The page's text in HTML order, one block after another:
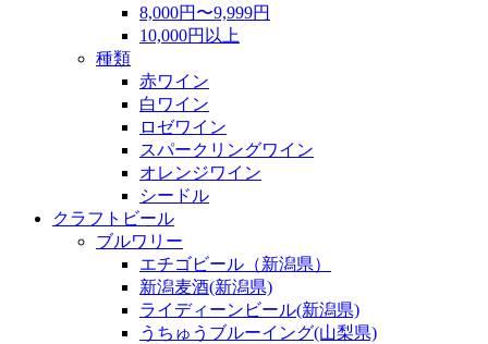
8,000円〜9,999円
10,000円以上
種類
赤ワイン
白ワイン
ロゼワイン
スパークリングワイン
オレンジワイン
シードル
クラフトビール
ブルワリー
エチゴビール（新潟県）
新潟麦酒(新潟県)
ライディーンビール(新潟県)
うちゅうブルーイング(山梨県)